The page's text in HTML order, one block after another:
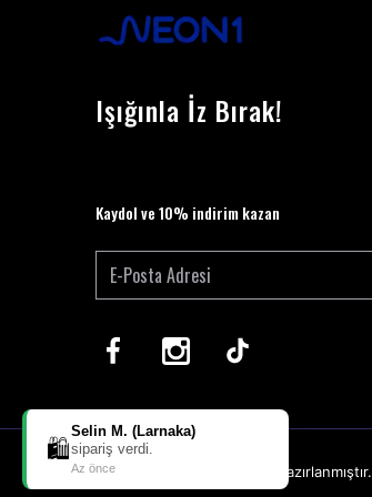
Işığınla İz Bırak!
Kaydol ve 10% indirim kazan
ikas Altyapısı ile Hazırlanmıştır.
🛍️
Selin M. (Larnaka)
sipariş verdi.
Az önce